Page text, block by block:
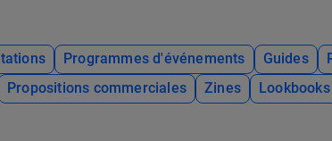
Programmes d'événements Guides
Propositions commerciales Zines Lookbooks